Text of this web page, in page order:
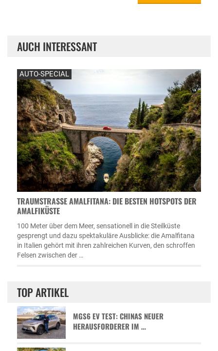
AUCH INTERESSANT
AUTO-SPECIAL
TRAUMSTRASSE AMALFITANA: DIE BESTEN HOTSPOTS DER A
MALFIKÜSTE
100 Meter über dem Meer, sensationell in die Steilküste
gesprengt und dazu spektakuläre Ausblicke: die Amalfitana
in Italien gehört mit ihren zahlreichen Kurven, den schroffen
Felsen zwischen der …
TOP ARTIKEL
MGS6 EV TEST: CHINAS NEUER
HERAUSFORDERER IM …